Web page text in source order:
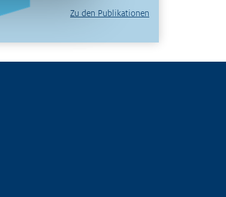
Zu den Publikationen